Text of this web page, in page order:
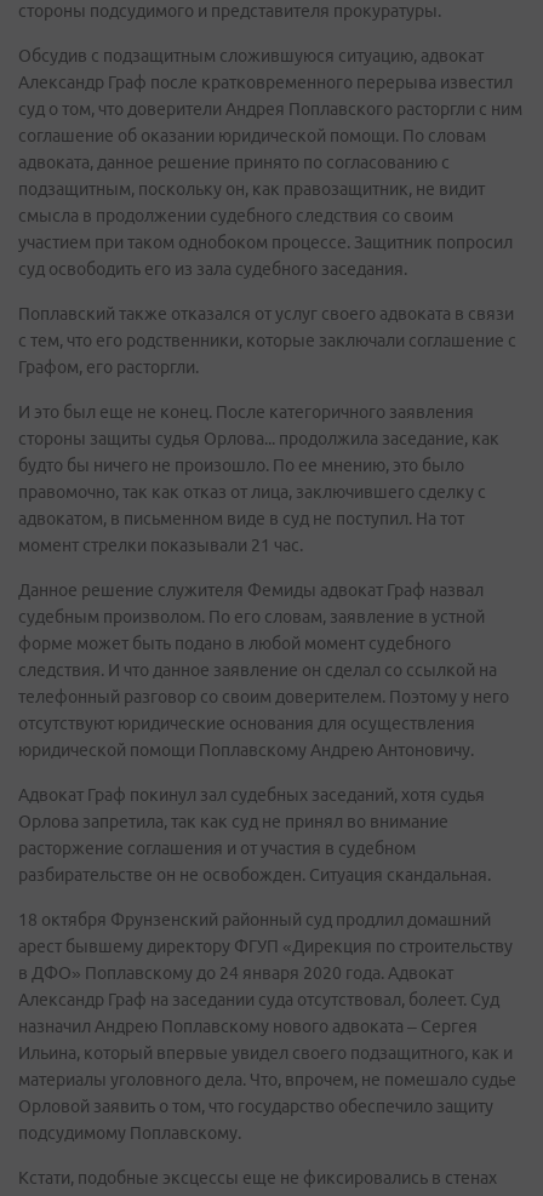
стороны подсудимого и представителя прокуратуры.
Обсудив с подзащитным сложившуюся ситуацию, адвокат
Александр Граф после кратковременного перерыва известил
суд о том, что доверители Андрея Поплавского расторгли с ним
соглашение об оказании юридической помощи. По словам
адвоката, данное решение принято по согласованию с
подзащитным, поскольку он, как правозащитник, не видит
смысла в продолжении судебного следствия со своим
участием при таком однобоком процессе. Защитник попросил
суд освободить его из зала судебного заседания.
Поплавский также отказался от услуг своего адвоката в связи
с тем, что его родственники, которые заключали соглашение с
Графом, его расторгли.
И это был еще не конец. После категоричного заявления
стороны защиты судья Орлова... продолжила заседание, как
будто бы ничего не произошло. По ее мнению, это было
правомочно, так как отказ от лица, заключившего сделку с
адвокатом, в письменном виде в суд не поступил. На тот
момент стрелки показывали 21 час.
Данное решение служителя Фемиды адвокат Граф назвал
судебным произволом. По его словам, заявление в устной
форме может быть подано в любой момент судебного
следствия. И что данное заявление он сделал со ссылкой на
телефонный разговор со своим доверителем. Поэтому у него
отсутствуют юридические основания для осуществления
юридической помощи Поплавскому Андрею Антоновичу.
Адвокат Граф покинул зал судебных заседаний, хотя судья
Орлова запретила, так как суд не принял во внимание
расторжение соглашения и от участия в судебном
разбирательстве он не освобожден. Ситуация скандальная.
18 октября Фрунзенский районный суд продлил домашний
арест бывшему директору ФГУП «Дирекция по строительству
в ДФО» Поплавскому до 24 января 2020 года. Адвокат
Александр Граф на заседании суда отсутствовал, болеет. Суд
назначил Андрею Поплавскому нового адвоката – Сергея
Ильина, который впервые увидел своего подзащитного, как и
материалы уголовного дела. Что, впрочем, не помешало судье
Орловой заявить о том, что государство обеспечило защиту
подсудимому Поплавскому.
Кстати, подобные эксцессы еще не фиксировались в стенах